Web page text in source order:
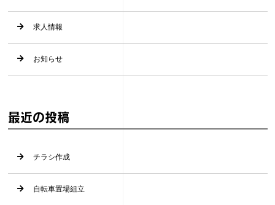
求人情報
お知らせ
最近の投稿
チラシ作成
自転車置場組立